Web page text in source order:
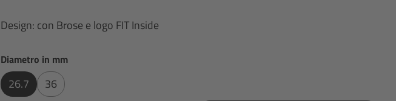
Design: con Brose e logo FIT Inside
Seleziona
Diametro in mm
26.7
36